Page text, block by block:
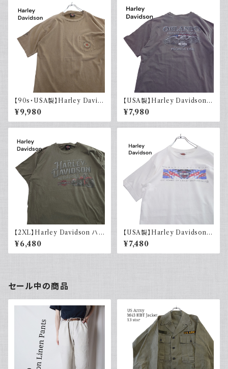
【90s・USA製】Harley David
son ハーレーダビッドソン ポケ
ット付き Tシャツ 古着 フェード
シングルステッチ ベージュ ヴィ
¥9,980
【USA製】Harley Davidson
ハーレーダビッドソン プリントT
シャツ 古着 フェードグレー 00s
イーグル 大きめ
¥7,980
【2XL】Harley Davidson ハ
ーレーダビッドソン プリントTシ
ャツ 古着 カーキグリーン
¥6,480
【USA製】Harley Davidson
ハーレーダビッドソン プリントT
シャツ 古着 ホワイト 白 2002
年 100周年
¥7,480
セール中の商品